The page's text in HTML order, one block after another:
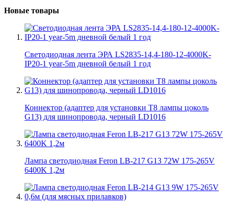
Новые товары
Светодиодная лента ЭРА LS2835-14,4-180-12-4000K-
IP20-1 year-5m дневной белый 1 год
Коннектор (адаптер для установки Т8 лампы цоколь
G13) для шинопровода, черный LD1016
Лампа светодиодная Feron LB-217 G13 72W 175-265V
6400K 1,2м